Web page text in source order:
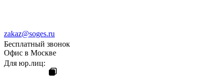
zakaz@soges.ru
Бесплатный звонок
Офис в Москве
Для юр.лиц: